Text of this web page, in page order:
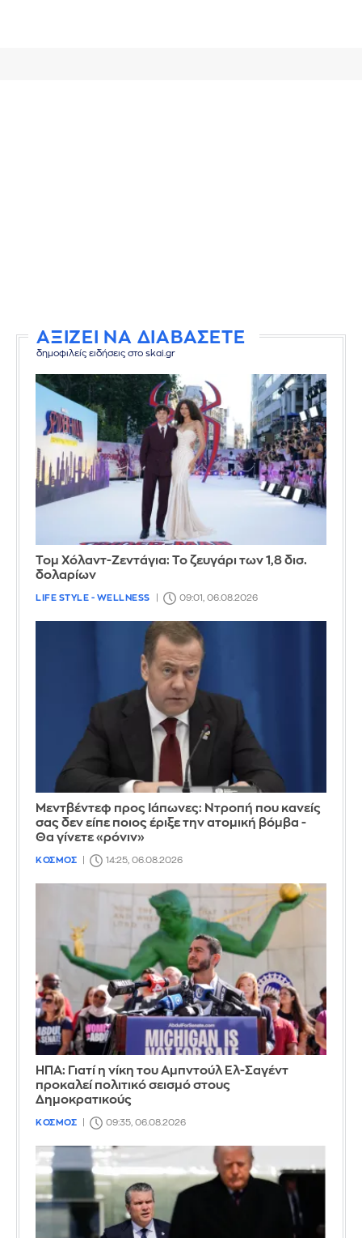
ΑΞΙΖΕΙ ΝΑ ΔΙΑΒΑΣΕΤΕ
δημοφιλείς ειδήσεις στο skai.gr
Τομ Χόλαντ-Ζεντάγια: Το ζευγάρι των 1,8 δισ.
δολαρίων
LIFE STYLE - WELLNESS 09:01, 06.08.2026
Μεντβέντεφ προς Ιάπωνες: Ντροπή που κανείς
σας δεν είπε ποιος έριξε την ατομική βόμβα -
Θα γίνετε «ρόνιν»
ΚΟΣΜΟΣ 14:25, 06.08.2026
ΗΠΑ: Γιατί η νίκη του Αμπντούλ Ελ-Σαγέντ
προκαλεί πολιτικό σεισμό στους
Δημοκρατικούς
ΚΟΣΜΟΣ 09:35, 06.08.2026